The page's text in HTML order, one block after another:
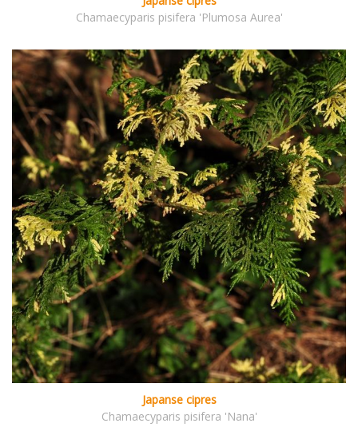
Chamaecyparis pisifera 'Plumosa Aurea'
Japanse cipres
Chamaecyparis pisifera 'Nana'